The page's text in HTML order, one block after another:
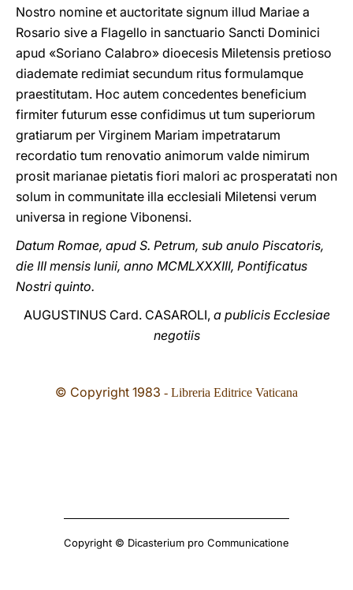
Nostro nomine et auctoritate signum illud Mariae a
Rosario sive a Flagello in sanctuario Sancti Dominici
apud «Soriano Calabro» dioecesis Miletensis pretioso
diademate redimiat secundum ritus formulamque
praestitutam. Hoc autem concedentes beneficium
firmiter futurum esse confidimus ut tum superiorum
gratiarum per Virginem Mariam impetratarum
recordatio tum renovatio animorum valde nimirum
prosit marianae pietatis fiori malori ac prosperatati non
solum in communitate illa ecclesiali Miletensi verum
universa in regione Vibonensi.
Datum Romae, apud S. Petrum, sub anulo Piscatoris,
die III mensis Iunii, anno MCMLXXXIII, Pontificatus
Nostri quinto.
AUGUSΤIΝUS Card. CASAROLI, a publicis Ecclesiae
negotiis
© Copyright 1983 - Libreria Editrice Vaticana
Copyright © Dicasterium pro Communicatione